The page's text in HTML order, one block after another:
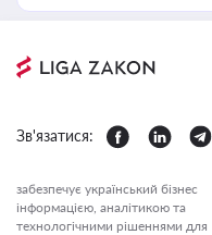
Зв'язатися:
забезпечує український бізнес
інформацією, аналітикою та
технологічними рішеннями для